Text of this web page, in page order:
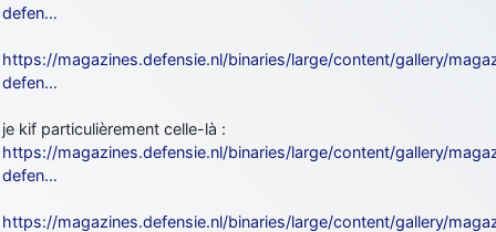
defen…
https://magazines.defensie.nl/binaries/large/content/gallery/
defen…
je kif particulièrement celle-là :
https://magazines.defensie.nl/binaries/large/content/gallery/
defen…
https://magazines.defensie.nl/binaries/large/content/gallery/